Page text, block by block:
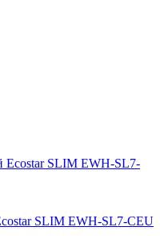
SLIM EWH-SL7-CEU